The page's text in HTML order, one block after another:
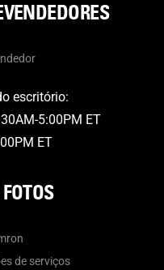
escritório:
5:00PM ET
ET
de serviços